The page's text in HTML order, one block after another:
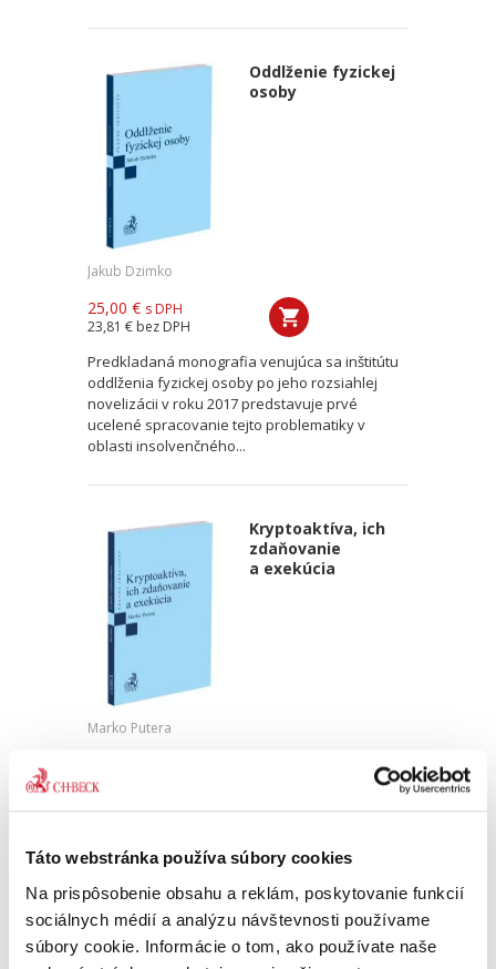
Táto webstránka používa súbory cookies
Na prispôsobenie obsahu a reklám, poskytovanie funkcií
sociálnych médií a analýzu návštevnosti používame
súbory cookie. Informácie o tom, ako používate naše
Oddlženie fyzickej
osoby
Jakub Dzimko
25,00 € s DPH
23,81 € bez DPH
Predkladaná monografia venujúca sa inštitútu
oddlženia fyzickej osoby po jeho rozsiahlej
novelizácii v roku 2017 predstavuje prvé
ucelené spracovanie tejto problematiky v
oblasti insolvenčného...
Kryptoaktíva, ich
zdaňovanie
a exekúcia
Marko Putera
20,95 €
Kryptoaktíva predstavujú relatívne nový
vyžaduje interdisciplinárny prístup, ako aj
fungovaním. Predkladaná...